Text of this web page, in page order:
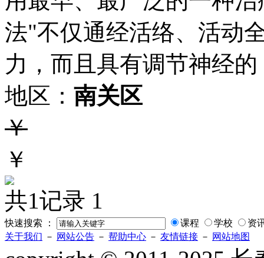
法"不仅通经活络、活动
力，而且具有调节神经的
地区： 南关区
￥
￥
共1记录 1
快速搜索 ： 课程 学校
资
关于我们 － 网站公告 － 帮助中心 － 友情链接 － 网站地图